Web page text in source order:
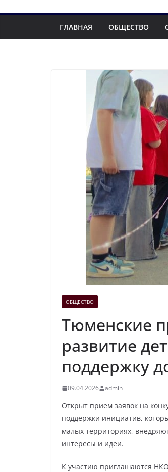
ГЛАВНАЯ ОБЩЕСТВО
ОБЩЕСТВО
Тюменские
развитие
поддержку
09.04.2026 admin
Открыт прием заявок на
поддержки инициатив,
малых территориях,
интересы и идеи.
К участию приглашаются